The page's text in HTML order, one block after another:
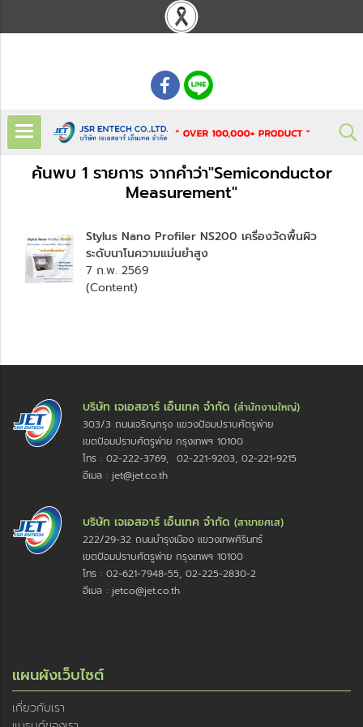
ค้นพบ 1 รายการ จากคำว่า"Semiconductor
Measurement"
Stylus Nano Profiler NS200 เครื่องวัดพื้นผิว
ระดับนาโนความแม่นยำสูง
7 ก.พ. 2569
(Content)
บริษัท เจเอสอาร์ เอ็นเทค จำกัด (สำนักงานใหญ่)
303/3 ถนนเจริญกรุง แขวงป้อมปราบศัตรูพ่าย
เขตป้อมปราบศัตรูพ่าย กรุงเทพฯ 10100
โทร : 02-222-3769, 02-221-9203, 02-221-9215
อีเมล : jet@jet.co.th
บริษัท เจเอสอาร์ เอ็นเทค จำกัด (สาขายศเส)
222/29-32 ถนนบำรุงเมือง แขวงเทพศิรินทร์
เขตป้อมปราบศัตรูพ่าย กรุงเทพฯ 10100
โทร : 02-621-7948-55, 02-225-2830-2
อีเมล : jetco@jet.co.th
แผนผังเว็บไซต์
เกี่ยวกับเรา